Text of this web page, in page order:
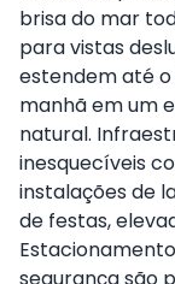
brisa do mar
para vistas
estendem até
manhã em um
natural.
inesquecíveis
instalações de
de festas,
segurança são